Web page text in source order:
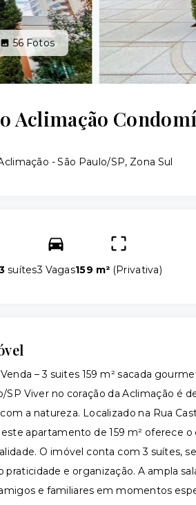
56Fotos
Aclimação
- São Paulo/SP, Zona Sul
suítes3 Vagas159 m² (Privativa)
– 3 suites 159 m² sacada
SP Viver no coração da Aclimação é
a natureza. Localizado na Rua
apartamento de 159 m² oferece
O imóvel conta com 3 suítes,
praticidade e organização. A ampla
e familiares em momentos